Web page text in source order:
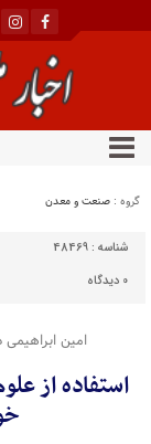
گروه : صنعت و معدن
شناسه : 48469
0 دیدگاه
امین ابراهیمی
استفاده از